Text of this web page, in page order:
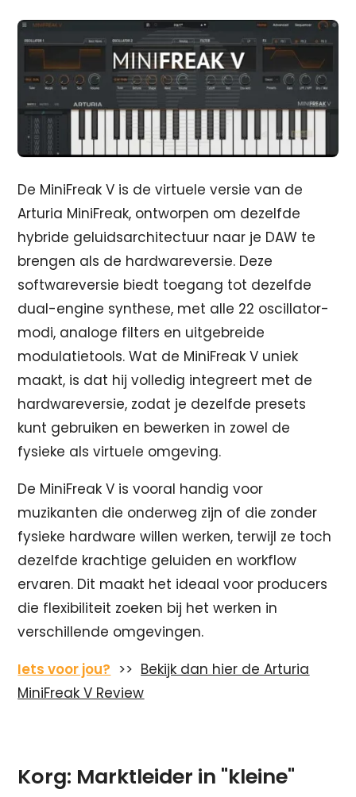
De MiniFreak V is de virtuele versie van de
Arturia MiniFreak, ontworpen om dezelfde
hybride geluidsarchitectuur naar je DAW te
brengen als de hardwareversie. Deze
softwareversie biedt toegang tot dezelfde
dual-engine synthese, met alle 22 oscillator-
modi, analoge filters en uitgebreide
modulatietools. Wat de MiniFreak V uniek
maakt, is dat hij volledig integreert met de
hardwareversie, zodat je dezelfde presets
kunt gebruiken en bewerken in zowel de
fysieke als virtuele omgeving.
De MiniFreak V is vooral handig voor
muzikanten die onderweg zijn of die zonder
fysieke hardware willen werken, terwijl ze toch
dezelfde krachtige geluiden en workflow
ervaren. Dit maakt het ideaal voor producers
die flexibiliteit zoeken bij het werken in
verschillende omgevingen.
Iets voor jou? >> Bekijk dan hier de Arturia
MiniFreak V Review
Korg: Marktleider in "kleine"